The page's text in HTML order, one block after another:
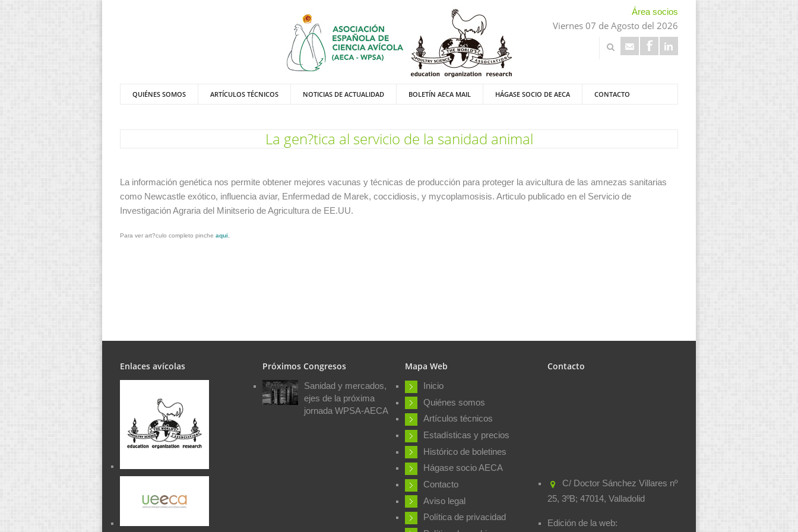
Área socios
Viernes 07 de Agosto del 2026
QUIÉNES SOMOS ARTÍCULOS TÉCNICOS NOTICIAS DE ACTUALIDAD BOLETÍN AECA MAIL HÁGASE SOCIO DE AECA CONTACTO
La gen?tica al servicio de la sanidad animal
La información genética nos permite obtener mejores vacunas y técnicas de producción para proteger la avicultura de las amnezas sanitarias
como Newcastle exótico, influencia aviar, Enfermedad de Marek, coccidiosis, y mycoplamosisis. Articulo publicado en el Servicio de
Investigación Agraria del Minitserio de Agricultura de EE.UU.
Para ver art?culo completo pinche aqui
Enlaces avícolas Próximos Congresos
Sanidad y mercados,
ejes de la próxima
jornada WPSA-AECA
Mapa Web
Inicio
Quiénes somos
Artículos técnicos
Estadísticas y precios
Histórico de boletines
Hágase socio AECA
Contacto
Aviso legal
Política de privacidad
Contacto
C/ Doctor Sánchez Villares nº
25, 3ºB; 47014, Valladolid
Edición de la web: